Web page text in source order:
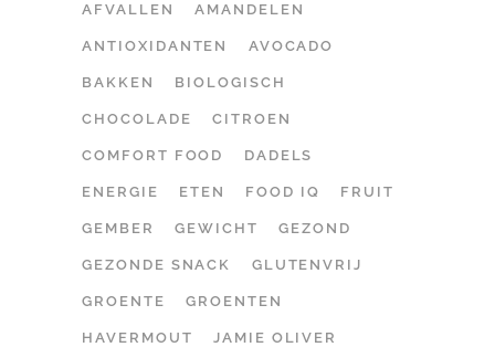
AFVALLEN AMANDELEN
ANTIOXIDANTEN AVOCADO
BAKKEN BIOLOGISCH
CHOCOLADE CITROEN
COMFORT FOOD DADELS
ENERGIE ETEN FOOD IQ FRUIT
GEMBER GEWICHT GEZOND
GEZONDE SNACK GLUTENVRIJ
GROENTE GROENTEN
HAVERMOUT JAMIE OLIVER